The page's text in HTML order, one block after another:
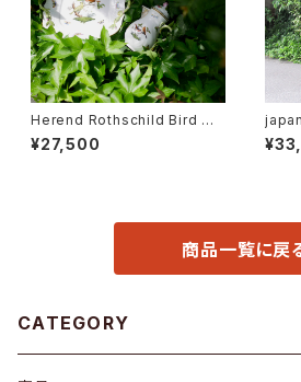
Herend Rothschild Bird ミ
ニティーポット
¥27,500
商品一覧に戻
CATEGORY